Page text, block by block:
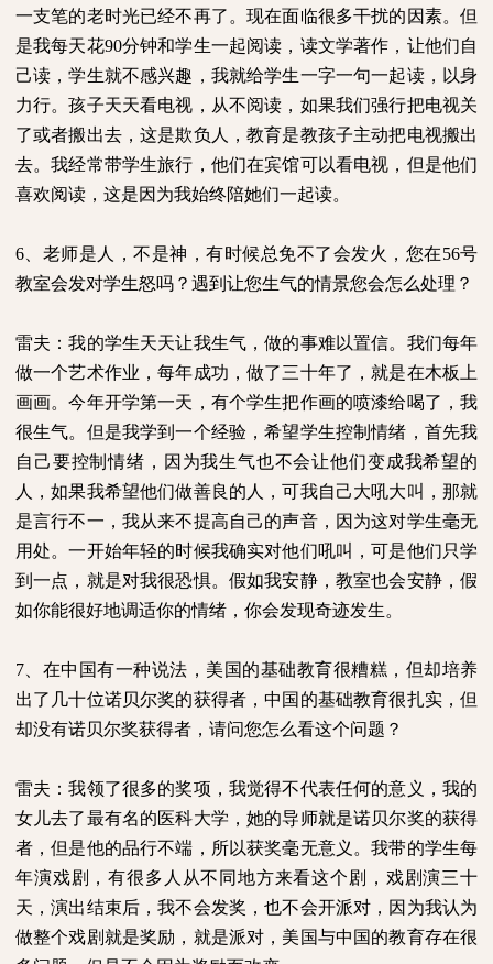
一支笔的老时光已经不再了。现在面临很多干扰的因素。但
是我每天花90分钟和学生一起阅读，读文学著作，让他们自
己读，学生就不感兴趣，我就给学生一字一句一起读，以身
力行。孩子天天看电视，从不阅读，如果我们强行把电视关
了或者搬出去，这是欺负人，教育是教孩子主动把电视搬出
去。我经常带学生旅行，他们在宾馆可以看电视，但是他们
喜欢阅读，这是因为我始终陪她们一起读。
6 、老师是人，不是神，有时候总免不了会发火，您在56号
教室会发对学生怒吗？遇到让您生气的情景您会怎么处理？
雷夫：我的学生天天让我生气，做的事难以置信。我们每年
做一个艺术作业，每年成功，做了三十年了，就是在木板上
画画。今年开学第一天，有个学生把作画的喷漆给喝了，我
很生气。但是我学到一个经验，希望学生控制情绪，首先我
自己要控制情绪，因为我生气也不会让他们变成我希望的
人，如果我希望他们做善良的人，可我自己大吼大叫，那就
是言行不一，我从来不提高自己的声音，因为这对学生毫无
用处。一开始年轻的时候我确实对他们吼叫，可是他们只学
到一点，就是对我很恐惧。假如我安静，教室也会安静，假
如你能很好地调适你的情绪，你会发现奇迹发生。
7 、在中国有一种说法，美国的基础教育很糟糕，但却培养
出了几十位诺贝尔奖的获得者，中国的基础教育很扎实，但
却没有诺贝尔奖获得者，请问您怎么看这个问题？
雷夫：我领了很多的奖项，我觉得不代表任何的意义，我的
女儿去了最有名的医科大学，她的导师就是诺贝尔奖的获得
者，但是他的品行不端，所以获奖毫无意义。我带的学生每
年演戏剧，有很多人从不同地方来看这个剧，戏剧演三十
天，演出结束后，我不会发奖，也不会开派对，因为我认为
做整个戏剧就是奖励，就是派对，美国与中国的教育存在很